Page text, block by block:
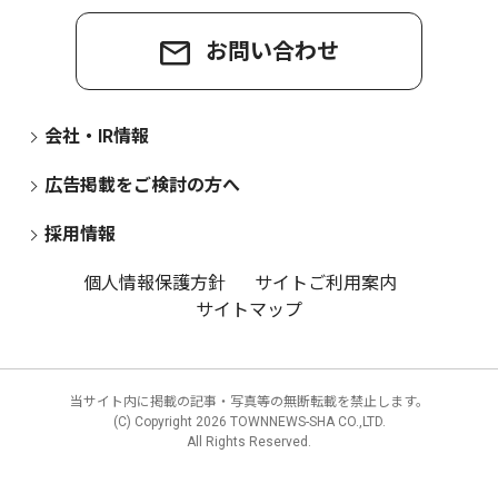
お問い合わせ
会社・IR情報
広告掲載をご検討の方へ
採用情報
個人情報保護方針
サイトご利用案内
サイトマップ
当サイト内に掲載の記事・写真等の無断転載を禁止します。
(C) Copyright 2026 TOWNNEWS-SHA CO.,LTD.
All Rights Reserved.